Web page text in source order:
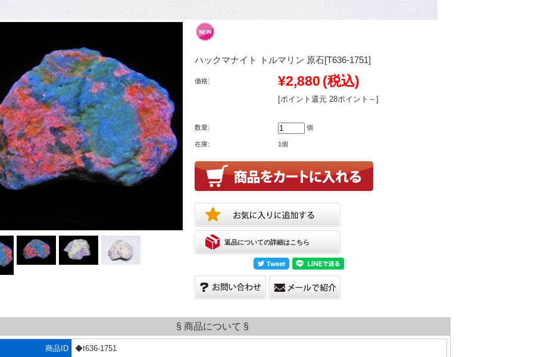
ハックマナイト トルマリン 原石[T636-1751]
価格: ¥2,880 (税込)
[ポイント還元 28ポイント～]
数量: 個
在庫: 1個
返品についての詳細はこちら
§ 商品について §
商品ID ◆t636-1751